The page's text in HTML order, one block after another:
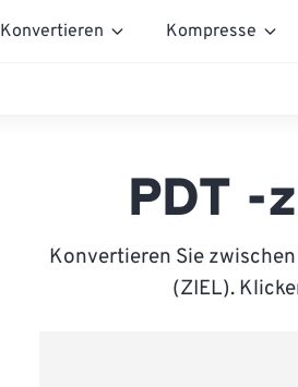
Konvertieren Kompresse
PDT -
Konvertieren Sie
(ZIEL).